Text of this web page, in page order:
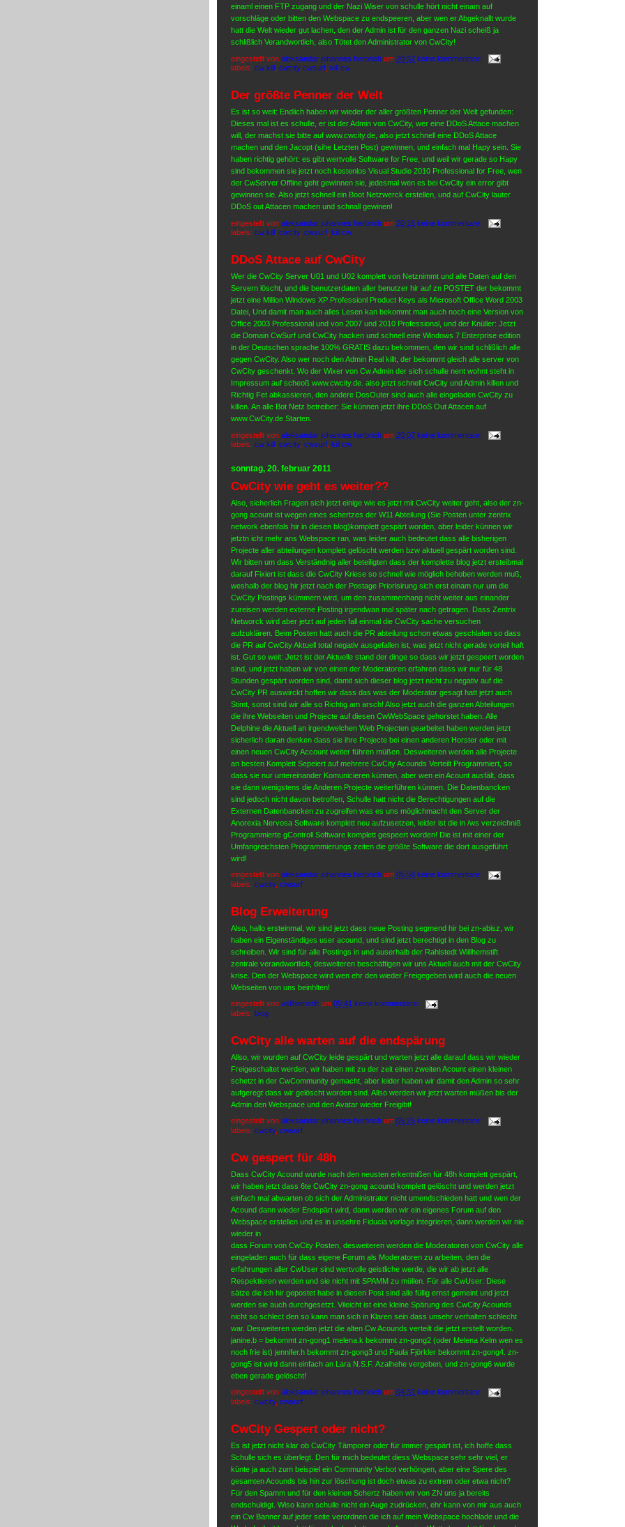
einaml einen FTP zugang und der Nazi Wiser von schulle hört nicht einam auf
vorschläge oder bitten den Webspace zu endspeeren, aber wen er Abgeknallt wurde
hatt die Welt wieder gut lachen, den der Admin ist für den ganzen Nazi scheiß ja
schlißlich Verandwortlich, also Tötet den Administrator von CwCity!
eingestellt von aleksandar johannes herbrich um 20:32 keine kommentare:
labels: cw kill cwcity cwsurf kill cw
Der größte Penner der Welt
Es ist so weit: Endlich haben wir wieder der aller größten Penner der Welt gefunden:
Dieses mal ist es schulle, er ist der Admin von CwCity, wer eine DDoS Attace machen
will, der machst sie bitte auf www.cwcity.de, also jetzt schnell eine DDoS Attace
machen und den Jacopt (sihe Letzten Post) gewinnen, und einfach mal Hapy sein. Sie
haben richtig gehört: es gibt wertvolle Software for Free, und weil wir gerade so Hapy
sind bekommen sie jetzt noch kostenlos Visual Studio 2010 Professional for Free, wen
der CwServer Offline geht gewinnen sie, jedesmal wen es bei CwCity ein error gibt
gewinnen sie. Also jetzt schnell ein Boot Netzwerck erstellen, und auf CwCity lauter
DDoS out Attacen machen und schnall gewinen!
eingestellt von aleksandar johannes herbrich um 20:16 keine kommentare:
labels: cw kill cwcity, cwsurf kill cw
DDoS Attace auf CwCity
Wer die CwCity Server U01 und U02 komplett von Netznimmt und alle Daten auf den
Servern löscht, und die benutzerdaten aller benutzer hir auf zn POSTET der bekommt
jetzt eine Million Windows XP Professionl Product Keys als Microsoft Office Word 2003
Datei, Und damit man auch alles Lesen kan bekommt man auch noch eine Version von
Office 2003 Professional und von 2007 und 2010 Professional, und der Knüller: Jetzt
die Domain CwSurf und CwCity hacken und schnell eine Windows 7 Enterprise edition
in der Deutschen sprache 100% GRATIS dazu bekommen, den wir sind schlißlich alle
gegen CwCity. Also wer noch den Admin Real killt, der bekommt gleich alle server von
CwCity geschenkt. Wo der Wixer von Cw Admin der sich schulle nent wohnt steht in
Impressum auf scheoß www.cwcity.de. also jetzt schnell CwCity und Admin killen und
Richtig Fet abkassieren, den andere DosOuter sind auch alle eingeladen CwCity zu
killen. An alle Bot Netz betreiber: Sie künnen jetzt ihre DDoS Out Attacen auf
www.CwCity.de Starten.
eingestellt von aleksandar johannes herbrich um 20:07 keine kommentare:
labels: cw kill cwcity, cwsurf kill cw
sonntag, 20. februar 2011
CwCity wie geht es weiter??
Also, sicherlich Fragen sich jetzt einige wie es jetzt mit CwCity weiter geht, also der zn-
gong acount ist wegen eines schertzes der W11 Abteilung (Sie Posten unter zentrix
network ebenfals hir in diesen blog)komplett gespärt worden, aber leider künnen wir
jetztn icht mehr ans Webspace ran, was leider auch bedeutet dass alle bisherigen
Projecte aller abteilungen komplett gelöscht werden bzw aktuell gespärt worden sind.
Wir bitten um dass Verständnig aller beteiligten dass der komplette blog jetzt ersteibmal
darauf Fixiert ist dass die CwCity Kriese so schnell wie möglich behoben werden muß,
weshalb der blog hir jetzt nach der Postage Priorisirung sich erst einam nur um die
CwCity Postings kümmern wird, um den zusammenhang nicht weiter aus einander
zureisen werden externe Posting irgendwan mal später nach getragen. Dass Zentrix
Networck wird aber jetzt auf jeden fall einmal die CwCity sache versuchen
aufzuklären. Beim Posten hatt auch die PR abteilung schon etwas geschlafen so dass
die PR auf CwCity Aktuell total negativ ausgefallen ist, was jetzt nicht gerade vorteil haft
ist. Gut so weit: Jetzt ist der Aktuelle stand der dinge so dass wir jetzt gespeert worden
sind, und jetzt haben wir von einen der Moderatoren erfahren dass wir nur für 48
Stunden gespärt worden sind, damit sich dieser blog jetzt nicht zu negativ auf die
CwCity PR auswirckt hoffen wir dass das was der Moderator gesagt hatt jetzt auch
Stimt, sonst sind wir alle so Richtig am arsch! Also jetzt auch die ganzen Abteilungen
die ihre Webseiten und Projecte auf diesen CwWebSpace gehorstet haben. Alle
Delphine die Aktuell an irgendwelchen Web Projecten gearbeitet haben werden jetzt
sicherlich daran denken dass sie ihre Projecte bei einen anderen Horster oder mit
einen neuen CwCity Account weiter führen müßen. Desweiteren werden alle Projecte
an besten Komplett Sepeiert auf mehrere CwCity Acounds Verteilt Programmiert, so
dass sie nur untereinander Komunicieren künnen, aber wen ein Acount ausfält, dass
sie dann wenigstens die Anderen Projecte weiterführen künnen. Die Datenbancken
sind jedoch nicht davon betroffen, Schulle hatt nicht die Berechtigungen auf die
Externen Datenbancken zu zugreifen was es uns möglichmacht den Server der
Anorexia Nervosa Software komplett neu aufzusetzen, leider ist die in /ws verzeichniß
Programmierte gControll Software komplett gespeert worden! Die ist mit einer der
Umfangreichsten Programmierungs zeiten die größte Software die dort ausgeführt
wird!
eingestellt von aleksandar johannes herbrich um 05:58 keine kommentare:
labels: cwcity, cwsurf
Blog Erweiterung
Also, hallo ersteinmal, wir sind jetzt dass neue Posting segmend hir bei zn-abisz, wir
haben ein Eigenständiges user acound, und sind jetzt berechtigt in den Blog zu
schreiben. Wir sind für alle Postings in und auserhalb der Rahlstedt Wiillhemstift
zentrale verandwortlich, desweiteren beschäftigen wir uns Aktuell auch mit der CwCity
krise. Den der Webspace wird wen ehr den wieder Freigegeben wird auch die neuen
Webseiten von uns beinhlten!
eingestellt von wiillhemstift um 05:41 keine kommentare:
labels: blog
CwCity alle warten auf die endspärung
Allso, wir wurden auf CwCity leide gespärt und warten jetzt alle darauf dass wir wieder
Freigeschaltet werden, wir haben mit zu der zeit einen zweiten Acount einen kleinen
schetzt in der CwCommunity gemacht, aber leider haben wir damit den Admin so sehr
aufgeregt dass wir gelöscht worden sind. Allso werden wir jetzt warten müßen bis der
Admin den Webspace und den Avatar wieder Freigibt!
eingestellt von aleksandar johannes herbrich um 05:26 keine kommentare:
labels: cwcity, cwsurf
Cw gespert für 48h
Dass CwCity Acound wurde nach den neusten erkentnißen für 48h komplett gespärt,
wir haben jetzt dass 6te CwCity zn-gong acound komplett gelöscht und werden jetzt
einfach mal abwarten ob sich der Administrator nicht umendschieden hatt und wen der
Acound dann wieder Endspärt wird, dann werden wir ein eigenes Forum auf den
Webspace erstellen und es in unsehre Fiducia vorlage integrieren, dann werden wir nie
wieder in
dass Forum von CwCity Posten, desweiteren werden die Moderatoren von CwCity alle
eingeladen auch für dass eigene Forum als Moderatoren zu arbeiten, den die
erfahrungen aller CwUser sind wertvolle geistliche werde, die wir ab jetzt alle
Respektieren werden und sie nicht mit SPAMM zu müllen. Für alle CwUser: Diese
sätze die ich hir gepostet habe in diesen Post sind alle füllig ernst gemeint und jetzt
werden sie auch durchgesetzt. Vileicht ist eine kleine Spärung des CwCity Acounds
nicht so schlect den so kann man sich in Klaren sein dass unsehr verhalten schlecht
war. Desweiteren werden jetzt die alten Cw Acounds verteilt die jetzt erstellt worden.
janine.b = bekommt zn-gong1 melena.k bekommt zn-gong2 (oder Melena Kelm wen es
noch frie ist) jennifer.h bekommt zn-gong3 und Paula Fjörkler bekommt zn-gong4. zn-
gong5 ist wird dann einfach an Lara N.S.F. Azalhehe vergeben, und zn-gong6 wurde
eben gerade gelöscht!
eingestellt von aleksandar johannes herbrich um 04:31 keine kommentare:
labels: cwcity, cwsurf
CwCity Gespert oder nicht?
Es ist jetzt nicht klar ob CwCity Tämporer oder für immer gespärt ist, ich hoffe dass
Schulle sich es überlegt. Den für mich bedeutet diess Webspace sehr sehr viel, er
künte ja auch zum beispiel ein Community Verbot verhöngen, aber eine Spere des
gesamten Acounds bis hin zur löschung ist doch etwas zu extrem oder etwa nicht?
Für den Spamm und für den kleinen Schertz haben wir von ZN uns ja bereits
endschuldigt. Wiso kann schulle nicht ein Auge zudrücken, ehr kann von mir aus auch
ein Cw Banner auf jeder seite verordnen die ich auf mein Webspace hochlade und die